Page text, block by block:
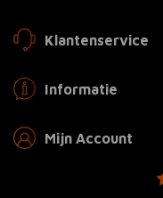
Klantenservice
Informatie
Mijn Account